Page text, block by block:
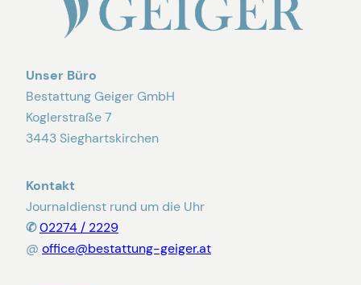
Unser Büro
Bestattung Geiger GmbH
Koglerstraße 7
3443 Sieghartskirchen
Kontakt
Journaldienst rund um die Uhr
✆02274 / 2229
@ office@bestattung-geiger.at